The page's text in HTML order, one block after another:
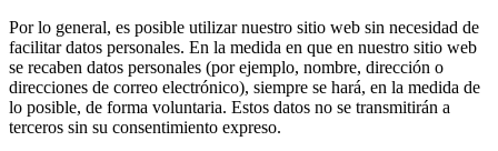
Por lo general, es posible utilizar nuestro sitio web sin necesidad de
facilitar datos personales. En la medida en que en nuestro sitio web
se recaben datos personales (por ejemplo, nombre, dirección o
direcciones de correo electrónico), siempre se hará, en la medida de
lo posible, de forma voluntaria. Estos datos no se transmitirán a
terceros sin su consentimiento expreso.